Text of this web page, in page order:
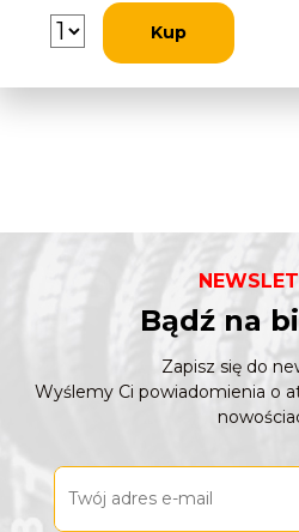
Kup
Bądź na
Zapisz się do
Wyślemy Ci powiadomienia o